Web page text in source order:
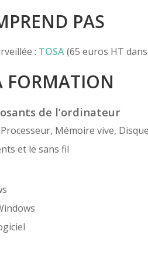
PAS
: TOSA(65 euros HT
FORMATION
de l’ordinateur
Mémoire vive,
et le sans fil